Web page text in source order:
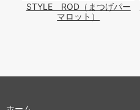
STYLE ROD（まつげパー
マロット）